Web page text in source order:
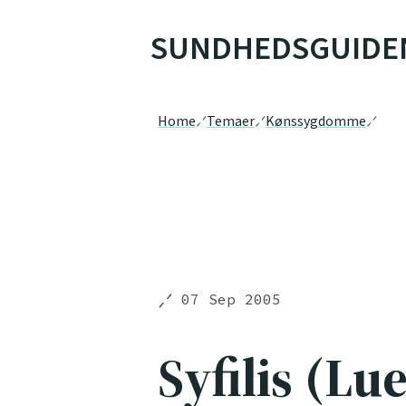
Home Temaer Kønssygdomme
07 Sep 2005
Syfilis